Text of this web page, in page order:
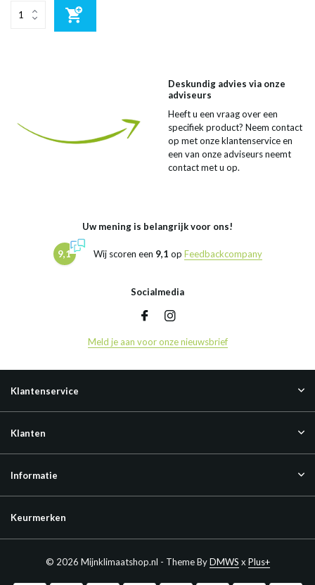
Deskundig advies via onze
adviseurs
Heeft u een vraag over een
specifiek product? Neem contact
op met onze klantenservice en
een van onze adviseurs neemt
contact met u op.
Uw mening is belangrijk voor ons!
9,1 Wij scoren een 9,1 op Feedbackcompany
Socialmedia
Meld je aan voor onze nieuwsbrief
Klantenservice
Klanten
Informatie
Keurmerken
© 2026 Mijnklimaatshop.nl - Theme ByDMWS x Plus+